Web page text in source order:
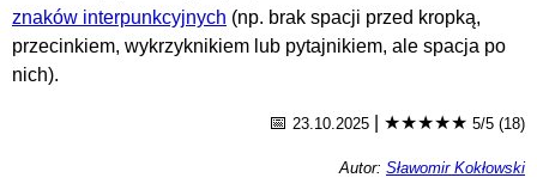
znaków interpunkcyjnych (np. brak spacji przed kropką,
przecinkiem, wykrzyknikiem lub pytajnikiem, ale spacja po
nich).
📅 23.10.2025 ★★★★★ 5/5 (18)
Autor: Sławomir Kokłowski